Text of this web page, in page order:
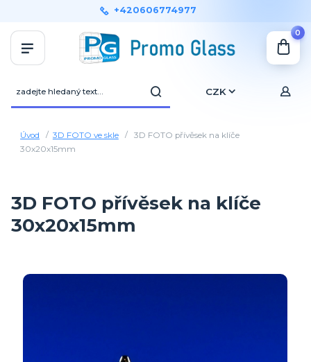
CZK
+420606774977
0
Úvod 3D FOTO ve skle
3D FOTO přívěsek na klíče
30x20x15mm
3D FOTO přívěsek na klíče
30x20x15mm